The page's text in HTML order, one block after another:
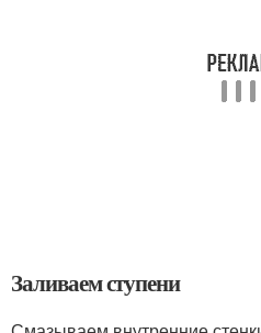
Заливаем ступени